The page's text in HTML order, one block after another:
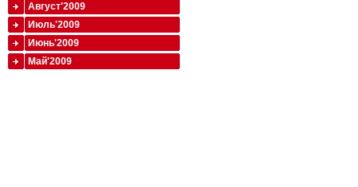
Август'2009
Июль'2009
Июнь'2009
Май'2009